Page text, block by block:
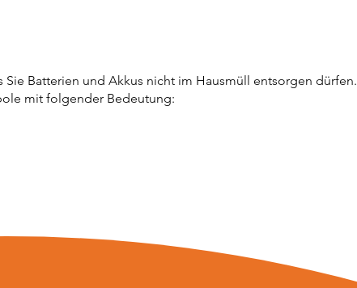
Batterien und Akkus nicht im Hausmüll entsorgen dürfen.
mit folgender Bedeutung: